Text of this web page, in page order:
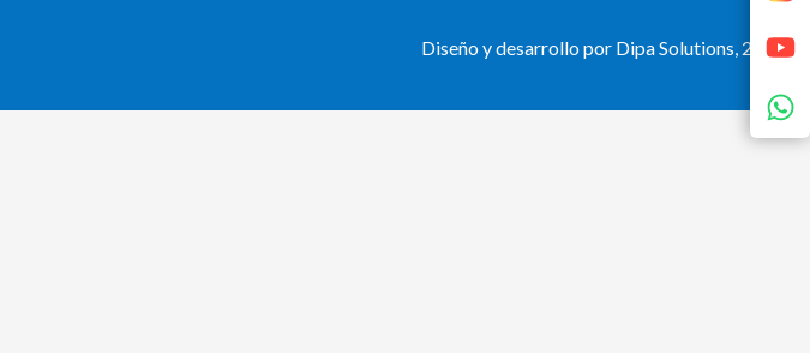
Diseño y desarrollo por Dipa Solutions, 2024.